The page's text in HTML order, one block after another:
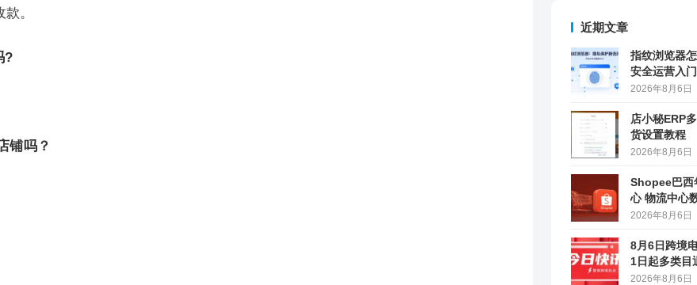
。
?
铺吗？
近期文章
指纹浏览器
安全运营入
2026年8月6日
店小秘ERP
货设置教程
2026年8月6日
Shopee巴西
心 物流中心
2026年8月6日
8月6日跨境
1日起多类目
马逊上线AI
2026年8月6日